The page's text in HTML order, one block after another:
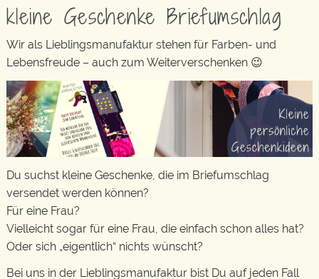
kleine Geschenke Briefumschlag
Wir als Lieblingsmanufaktur stehen für Farben- und
Lebensfreude – auch zum Weiterverschenken 😉
Du suchst kleine Geschenke, die im Briefumschlag
versendet werden können?
Für eine Frau?
Vielleicht sogar für eine Frau, die einfach schon alles hat?
Oder sich „eigentlich“ nichts wünscht?
Bei uns in der Lieblingsmanufaktur bist Du auf jeden Fall